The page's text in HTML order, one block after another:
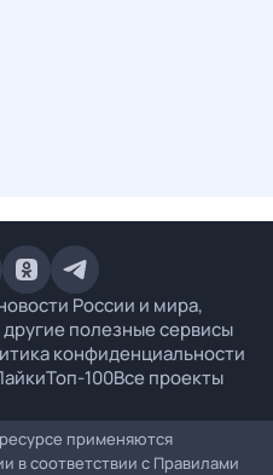
России и мира,
полезные сервисы
конфиденциальности
Топ-100Все проекты
применяются
в соответствии с Правилами